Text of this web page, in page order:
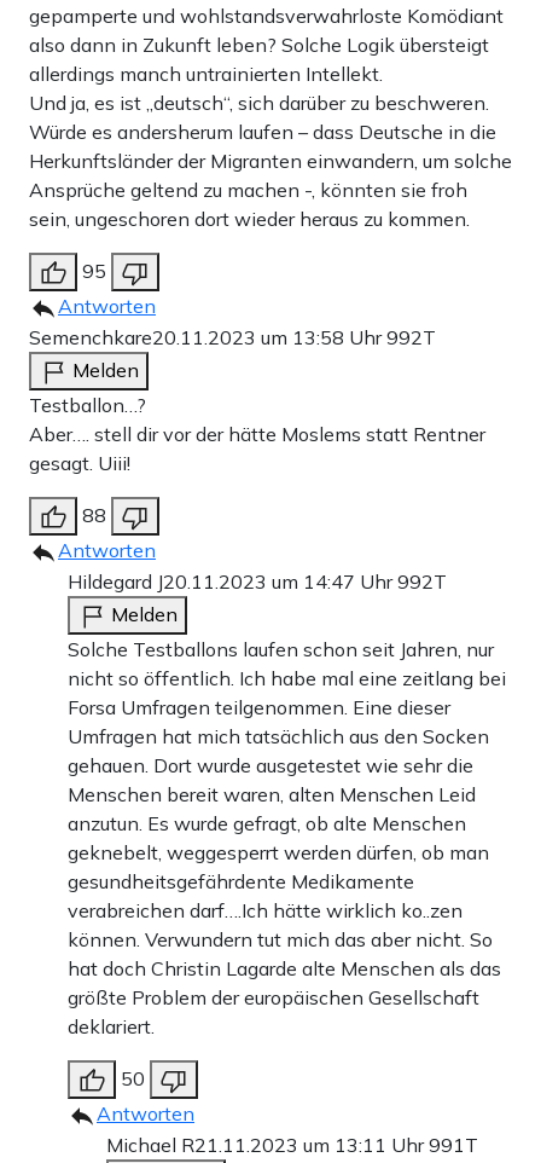
gepamperte und wohlstandsverwahrloste Komödiant
also dann in Zukunft leben? Solche Logik übersteigt
allerdings manch untrainierten Intellekt.
Und ja, es ist „deutsch“, sich darüber zu beschweren.
Würde es andersherum laufen – dass Deutsche in die
Herkunftsländer der Migranten einwandern, um solche
Ansprüche geltend zu machen -, könnten sie froh
sein, ungeschoren dort wieder heraus zu kommen.
95
Antworten
Semenchkare20.11.2023 um 13:58 Uhr992T
Melden
Testballon…?
Aber…. stell dir vor der hätte Moslems statt Rentner
gesagt. Uiii!
88
Antworten
Hildegard J20.11.2023 um 14:47 Uhr992T
Melden
Solche Testballons laufen schon seit Jahren, nur
nicht so öffentlich. Ich habe mal eine zeitlang bei
Forsa Umfragen teilgenommen. Eine dieser
Umfragen hat mich tatsächlich aus den Socken
gehauen. Dort wurde ausgetestet wie sehr die
Menschen bereit waren, alten Menschen Leid
anzutun. Es wurde gefragt, ob alte Menschen
geknebelt, weggesperrt werden dürfen, ob man
gesundheitsgefährdente Medikamente
verabreichen darf….Ich hätte wirklich ko..zen
können. Verwundern tut mich das aber nicht. So
hat doch Christin Lagarde alte Menschen als das
größte Problem der europäischen Gesellschaft
deklariert.
50
Antworten
Michael R21.11.2023 um 13:11 Uhr991T